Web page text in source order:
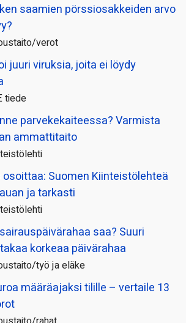
saamien pörssi­osakkeiden arvo
verot
juuri viruksia, joita ei löydy
tiede
parvekekaiteessa? Varmista
ammattitaito
Suomen Kiinteistölehteä
ja tarkasti
saa? Suuri
korkeaa päivärahaa
työ ja eläke
määräajaksi tilille – vertaile 13